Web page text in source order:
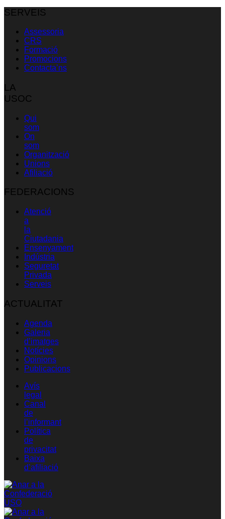
SERVEIS
Assessoria
CRS
Formació
Promocions
Contacta’ns
LA
USOC
Qui
som
On
som
Organització
Unions
Afiliació
FEDERACIONS
Atenció
a
la
Ciutadania
Ensenyament
Indústria
Seguretat
Privada
Serveis
ACTUALITAT
Agenda
Galeria
d’imatges
Notícies
Opinions
Publicacions
Avís
legal
Canal
de
l’informant
Política
de
privacitat
Baixa
d’afiliació